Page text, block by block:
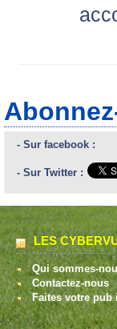
- Sur facebook :
- Sur Twitter :
LES
Qui sommes-
Contactez-nous
Faites votre pub